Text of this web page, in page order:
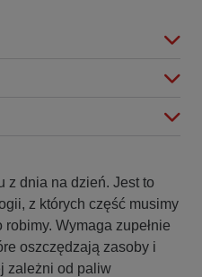
z dnia na dzień. Jest to
z których część musimy
Wymaga zupełnie
oszczędzają zasoby i
zależni od paliw